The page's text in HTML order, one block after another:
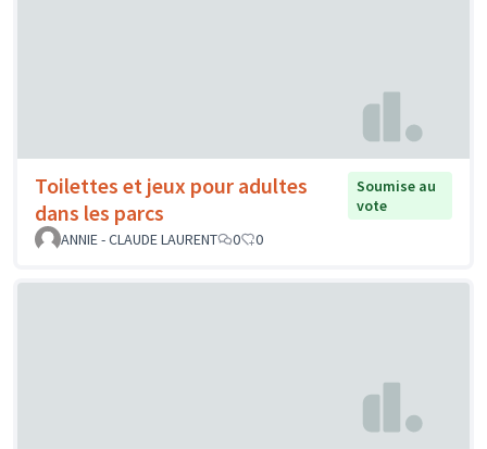
Toilettes et jeux pour adultes
dans les parcs
Soumise au
vote
ANNIE - CLAUDE LAURENT
0 0